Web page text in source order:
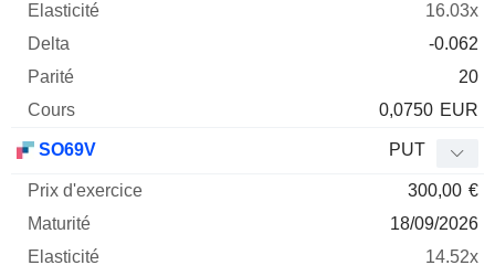
16.03x
-0.062
20
0,0750 EUR
SO69V PUT
300,00 €
18/09/2026
14.52x